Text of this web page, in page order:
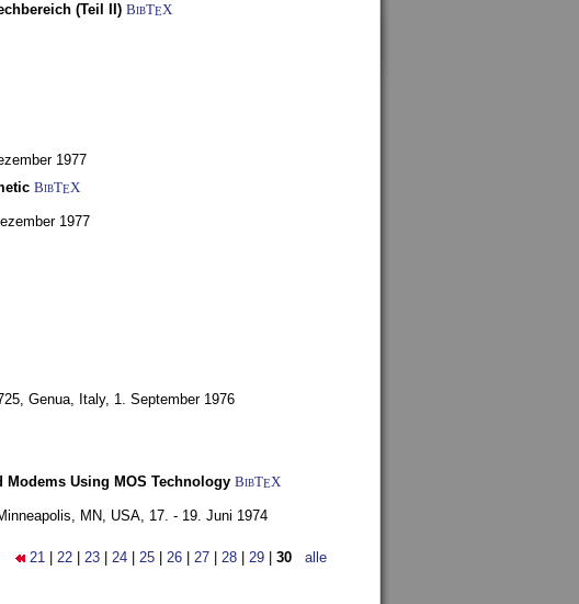
(Teil II) BibTEX
1977
BibTEX
1977
Genua, Italy, 1. September 1976
Using MOS Technology BibTEX
MN, USA, 17. - 19. Juni 1974
21 22 23 24 25 26 27 28 29 30 alle